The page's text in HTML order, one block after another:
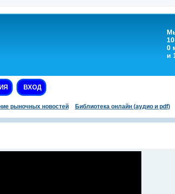
0
и
ВХОД
рыночных новостей Библиотека онлайн (аудио и pdf)